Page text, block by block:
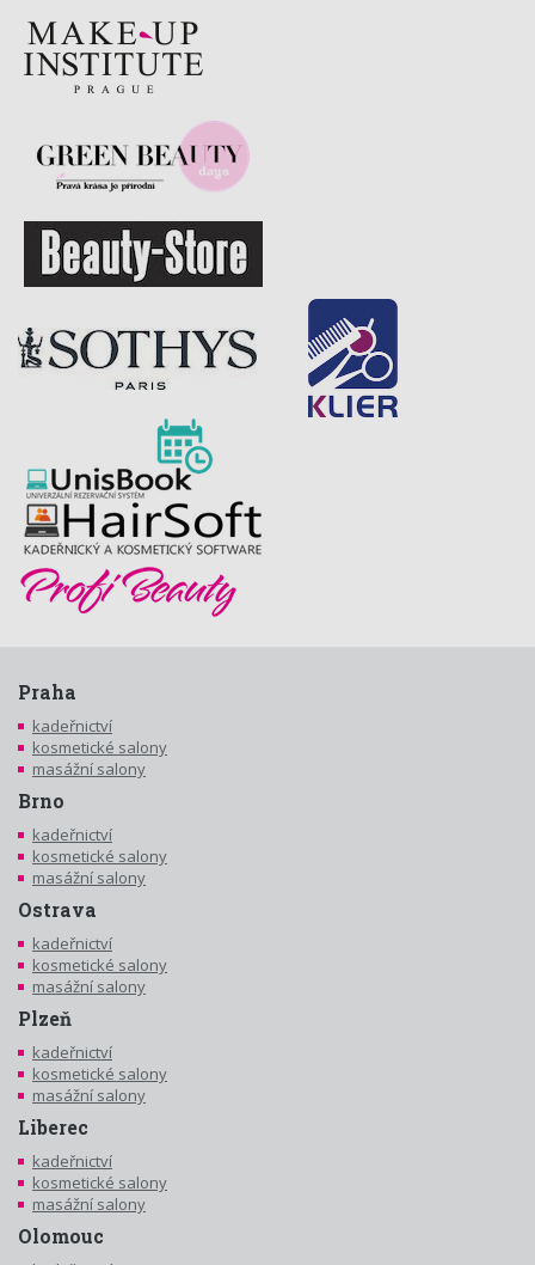
Praha
kadeřnictví
kosmetické salony
masážní salony
Brno
kadeřnictví
kosmetické salony
masážní salony
Ostrava
kadeřnictví
kosmetické salony
masážní salony
Plzeň
kadeřnictví
kosmetické salony
masážní salony
Liberec
kadeřnictví
kosmetické salony
masážní salony
Olomouc